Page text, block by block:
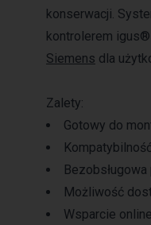
konserwacji.
kontrolerem
Siemens dla
Zalety:
Gotowy do
Możliwość
Wsparcie